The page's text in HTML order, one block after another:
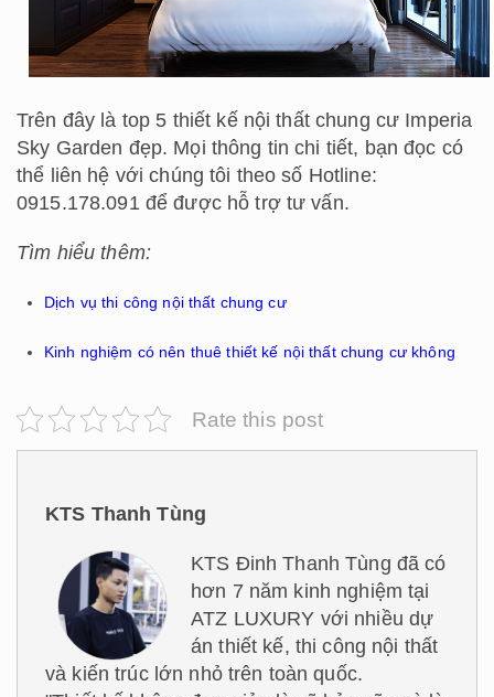
Trên đây là top 5 thiết kế nội thất chung cư Imperia
Sky Garden đẹp. Mọi thông tin chi tiết, bạn đọc có
thể liên hệ với chúng tôi theo số Hotline:
0915.178.091 để được hỗ trợ tư vấn.
Tìm hiểu thêm:
Dịch vụ thi công nội thất chung cư
Kinh nghiệm có nên thuê thiết kế nội thất chung cư không
Rate this post
KTS Thanh Tùng
KTS Đinh Thanh Tùng đã có
hơn 7 năm kinh nghiệm tại
ATZ LUXURY với nhiều dự
án thiết kế, thi công nội thất
và kiến trúc lớn nhỏ trên toàn quốc.